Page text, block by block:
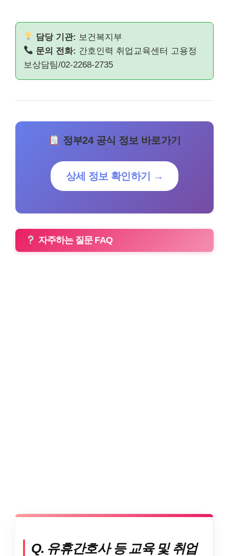
담당 기관: 보건복지부
문의 전화: 간호인력 취업교육센터 고용정
보상담팀/02-2268-2735
정부24 공식 정보 바로가기
상세 정보 확인하기 →
자주하는 질문 FAQ
Q. 유휴간호사 등 교육 및 취업